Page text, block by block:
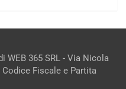
WEB 365 SRL - Via Nicola
Codice Fiscale e Partita